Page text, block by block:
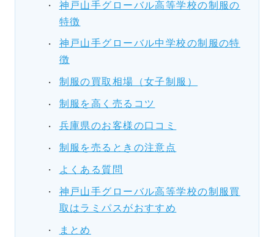
神戸山手グローバル高等学校の制服の
特徴
神戸山手グローバル中学校の制服の特
徴
制服の買取相場（女子制服）
制服を高く売るコツ
兵庫県のお客様の口コミ
制服を売るときの注意点
よくある質問
神戸山手グローバル高等学校の制服買
取はラミパスがおすすめ
まとめ